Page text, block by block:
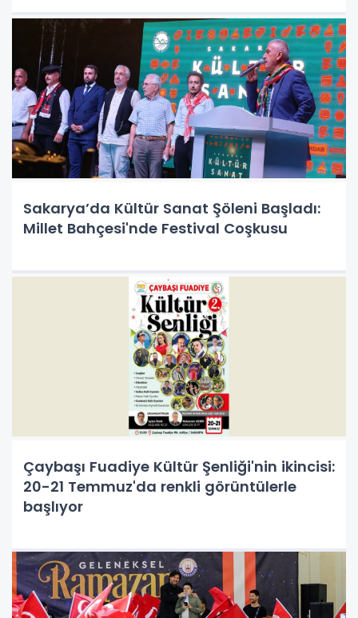
Sakarya’da Kültür Sanat Şöleni Başladı:
Millet Bahçesi'nde Festival Coşkusu
Çaybaşı Fuadiye Kültür Şenliği'nin ikincisi:
20-21 Temmuz'da renkli görüntülerle
başlıyor